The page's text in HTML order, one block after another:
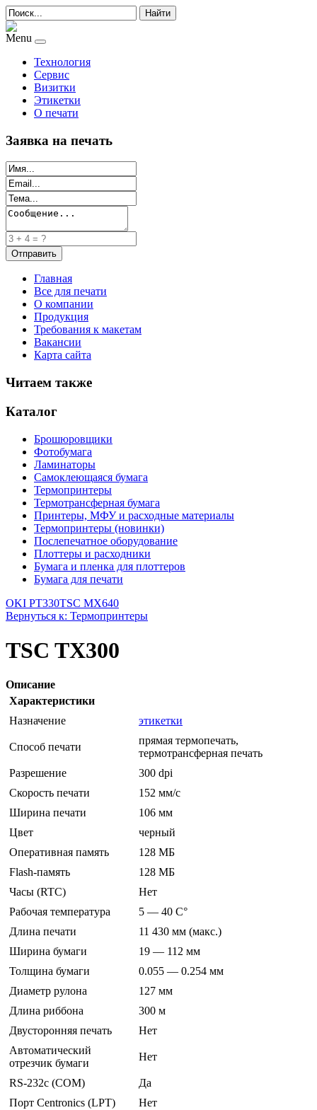
Найти
Menu
Технология
Сервис
Визитки
Этикетки
О печати
Заявка на печать
Главная
Все для печати
О компании
Продукция
Требования к макетам
Вакансии
Карта сайта
Читаем также
Каталог
Брошюровщики
Фотобумага
Ламинаторы
Самоклеющаяся бумага
Термопринтеры
Термотрансферная бумага
Принтеры, МФУ и расходные материалы
Термопринтеры (новинки)
Послепечатное оборудование
Плоттеры и расходники
Бумага и пленка для плоттеров
Бумага для печати
OKI PT330TSC MX640
Вернуться к: Термопринтеры
TSC TX300
Описание
Характеристики
Назначение
этикетки
Способ печати
прямая термопечать,
термотрансферная печать
Разрешение
300 dpi
Скорость печати
152 мм/с
Ширина печати
106 мм
Цвет
черный
Оперативная память
128 МБ
Flash-память
128 МБ
Часы (RTC)
Нет
Рабочая температура
5 — 40 C°
Длина печати
11 430 мм (макс.)
Ширина бумаги
19 — 112 мм
Толщина бумаги
0.055 — 0.254 мм
Диаметр рулона
127 мм
Длина риббона
300 м
Двусторонняя печать
Нет
Автоматический
отрезчик бумаги
Нет
RS-232c (COM)
Да
Порт Centronics (LPT)
Нет